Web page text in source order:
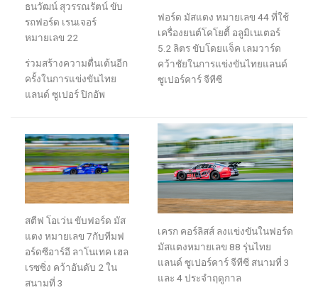
ธนวัฒน์ สุวรรณรัตน์ขับ
รถฟอร์ด เรนเจอร์
หมายเลข 22
รวมสร้างความตื่นเต้นอีก
ครั้งในการแข่งขันไทย
แลนด์ ซูเปอร์ปิกอัพ
ฟอร์ด มัสแตง หมายเลข 44ที่ใช้
เครื่องยนต์โคโยตี้ อลูมิเนเตอร์
5.2 ลิตร ขับโดยแจ็ค เลมวาร์ด
คว้าชัยในการแข่งขันไทยแลนด์
ซูเปอร์คาร์ จีทีซี
สตีฟ โอเว่น ขับฟอร์ด มัส
แตง หมายเลข 7กับทีมฟ
อร์ดซีอาร์อี ลาโนเทค เฮล
เรซซิ่ง คว้าอันดับ 2ใน
สนามที่ 3
เครก คอร์ลิสส์ ลงแข่งขันในฟอร์ด
มัสแตงหมายเลข 88 รุ่นไทย
แลนด์ ซูเปอร์คาร์ จีทีซี สนามที่ 3
และ 4ประจำฤดูกาล